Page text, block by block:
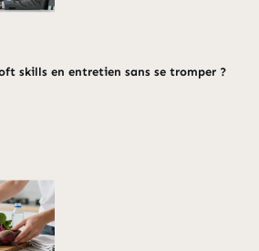
skills en entretien sans se tromper ?